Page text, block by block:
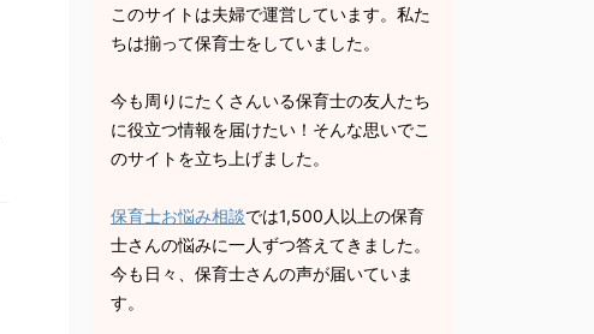
このサイトは夫婦で運営しています。私た
ちは揃って保育士をしていました。
今も周りにたくさんいる保育士の友人たち
に役立つ情報を届けたい！そんな思いでこ
のサイトを立ち上げました。
保育士お悩み相談では1,500人以上の保育
士さんの悩みに一人ずつ答えてきました。
今も日々、保育士さんの声が届いていま
す。